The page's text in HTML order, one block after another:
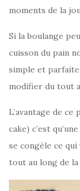
moments de la
Si la boulange
cuisson du pain
simple et
modifier du tout
L’avantage de
cake) c’est
se congèle ce
tout au long de la